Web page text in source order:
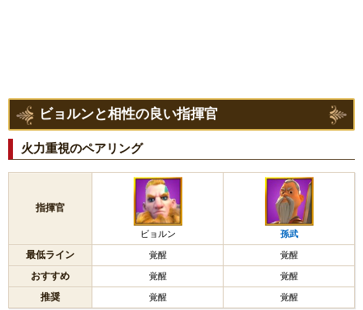
ビョルンと相性の良い指揮官
火力重視のペアリング
指揮官
ビョルン 孫武
最低ライン 覚醒 覚醒
おすすめ 覚醒 覚醒
推奨 覚醒 覚醒